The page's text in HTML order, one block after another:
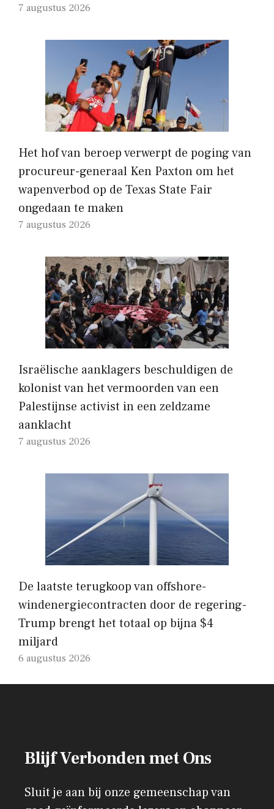
7 augustus 2026
Het hof van beroep verwerpt de poging van
procureur-generaal Ken Paxton om het
wapenverbod op de Texas State Fair
ongedaan te maken
7 augustus 2026
Israëlische aanklagers beschuldigen de
kolonist van het vermoorden van een
Palestijnse activist in een zeldzame
aanklacht
7 augustus 2026
De laatste terugkoop van offshore-
windenergiecontracten door de regering-
Trump brengt het totaal op bijna $4
miljard
6 augustus 2026
Blijf Verbonden met Ons
Sluit je aan bij onze gemeenschap van